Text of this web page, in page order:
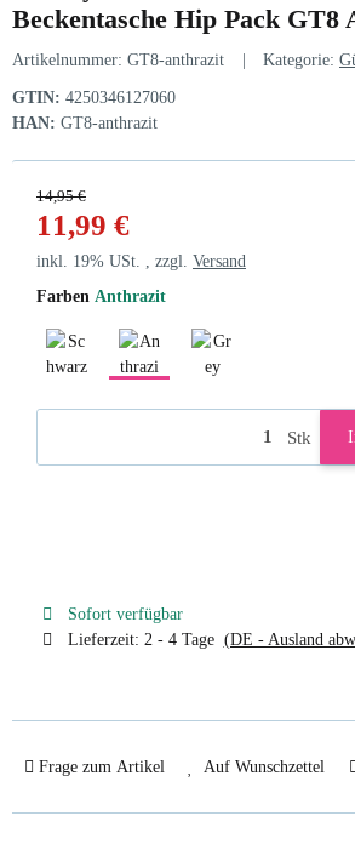
Beckentasche Hip Pack GT8
Artikelnummer: GT8-anthrazit Kategorie:
GTIN: 4250346127060
HAN: GT8-anthrazit
14,95 €
11,99 €
inkl. 19% USt. , zzgl. Versand
Farben Anthrazit
Stk
Sofort verfügbar
Lieferzeit: 2 - 4 Tage (DE - Ausland
Frage zum Artikel Auf Wunschzettel